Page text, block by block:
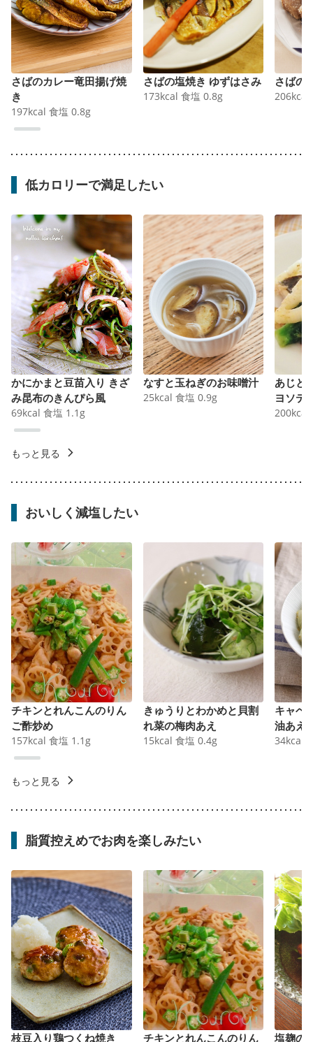
さばのカレー竜田揚げ焼
き
197kcal 食塩 0.8g
さばの塩焼き ゆずはさみ
173kcal 食塩 0.8g
さばの
206kcal
低カロリーで満足したい
かにかまと豆苗入り きざ
み昆布のきんぴら風
69kcal 食塩 1.1 g
なすと玉ねぎのお味噌汁
25kcal 食塩 0.9g
あじと
ヨソテ
200kcal
もっと見る
おいしく減塩したい
チキンとれんこんのりん
ご酢炒め
157kcal 食塩 1.1 g
きゅうりとわかめと貝割
れ菜の梅肉あえ
15kcal 食塩 0.4g
キャベ
油あえ
34kcal
もっと見る
脂質控えめでお肉を楽しみたい
枝豆入り鶏つくね焼き チキンとれんこんのりん 塩麹の